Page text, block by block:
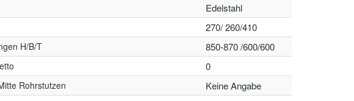
Edelstahl
270/ 260/410
H/B/T 850-870 /600/600
0
Rohrstutzen Keine Angabe